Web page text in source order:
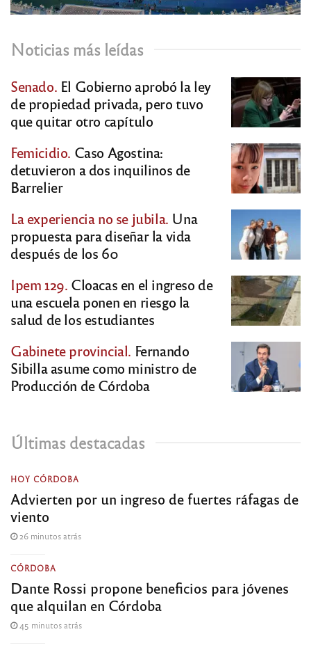
Noticias más leídas
Senado. El Gobierno aprobó la ley
de propiedad privada, pero tuvo
que quitar otro capítulo
Femicidio. Caso Agostina:
detuvieron a dos inquilinos de
Barrelier
La experiencia no se jubila. Una
propuesta para diseñar la vida
después de los 60
Ipem 129. Cloacas en el ingreso de
una escuela ponen en riesgo la
salud de los estudiantes
Gabinete provincial. Fernando
Sibilla asume como ministro de
Producción de Córdoba
Últimas destacadas
HOY CÓRDOBA
Advierten por un ingreso de fuertes ráfagas de
viento
26 minutos atrás
CÓRDOBA
Dante Rossi propone beneficios para jóvenes
que alquilan en Córdoba
45 minutos atrás